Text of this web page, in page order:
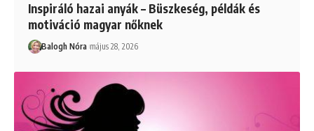
Inspiráló hazai anyák – Büszkeség, példák és
motiváció magyar nőknek
Balogh Nóra május 28, 2026